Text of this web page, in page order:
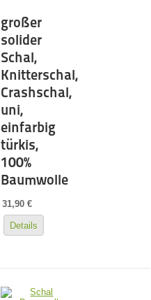
großer
solider
Schal,
Knitterschal,
Crashschal,
uni,
einfarbig
türkis,
100%
Baumwolle
31,90 €
Details